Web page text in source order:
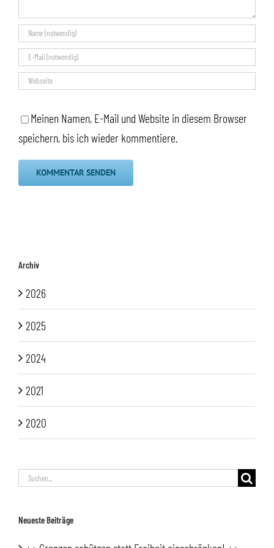
Meinen Namen, E-Mail und Website in diesem Browser
speichern, bis ich wieder kommentiere.
Archiv
2026
2025
2024
2021
2020
Suche
Neueste Beiträge